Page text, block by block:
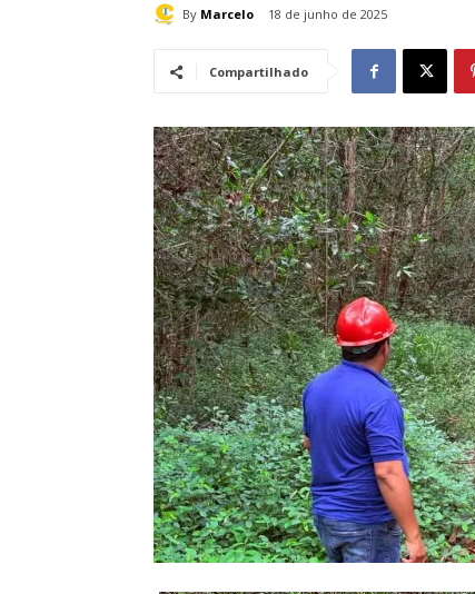
By Marcelo 18 de junho de 2025
Compartilhado